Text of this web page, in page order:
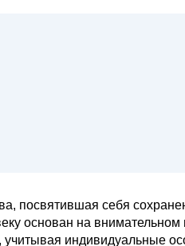
посвятившая себя
основан на внимательном
индивидуальные